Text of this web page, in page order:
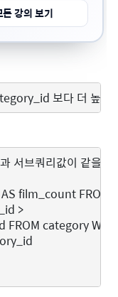
든 강의 보기
보다 더 높
서브쿼리값이 같을
AS film_count FROM
>
FROM category